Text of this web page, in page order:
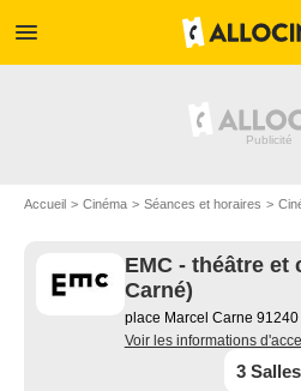
menu
Accueil Cinéma Séances et horaires
EMC - théâtre et
Carné)
place Marcel Carne
Voir les informations
3 Salles